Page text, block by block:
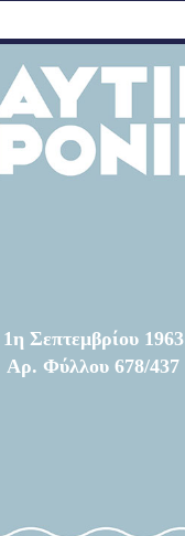
1η Σεπτεμβρίου 1963
Αρ. Φύλλου 678/437